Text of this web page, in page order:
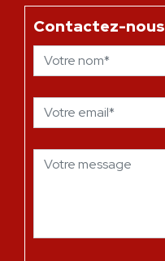
Contactez-nous